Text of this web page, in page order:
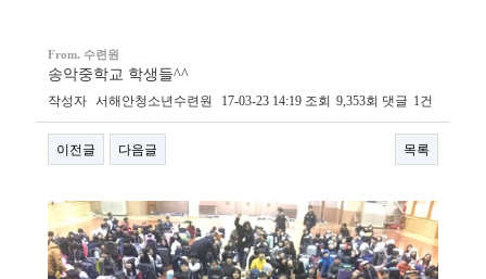
From. 수련원
송악중학교 학생들^^
작성자 서해안청소년수련원 17-03-23 14:19조회 9,353회 댓글 1건
이전글 다음글 목록
본문